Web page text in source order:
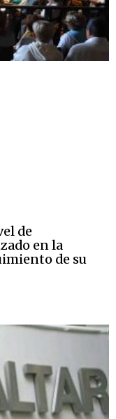
de
en la
de su